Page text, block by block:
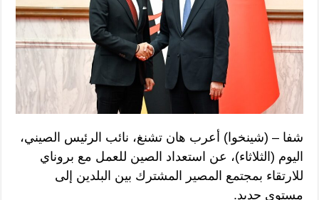
شفا – (شينخوا) أعرب هان تشنغ، نائب الرئيس الصيني،
اليوم (الثلاثاء)، عن استعداد الصين للعمل مع بروناي
للارتقاء بمجتمع المصير المشترك بين البلدين إلى
مستوى جديد.